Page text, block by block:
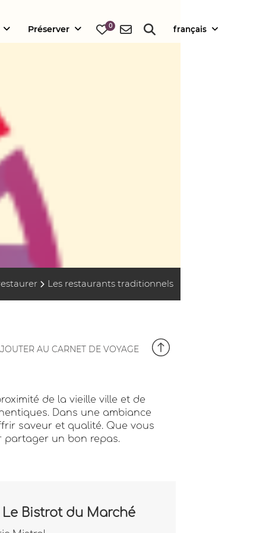
Les restaurants traditionnels
AU CARNET DE VOYAGE
de la vieille ville et de
Dans une ambiance
saveur et qualité. Que vous
partager un bon repas.
Le Bistrot du Marché
Préserver 0 français